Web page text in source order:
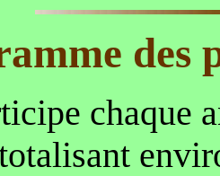
des
chaque